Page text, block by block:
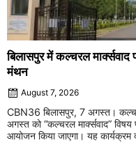
बिलासपुर में कल्चरल मार्क्सवाद
मंथन
August 7, 2026
CBN36 बिलासपुर, 7 अगस्त।
अगस्त को “कल्चरल मार्क्सवाद” विषय
आयोजन किया जाएगा। यह कार्यक्रम